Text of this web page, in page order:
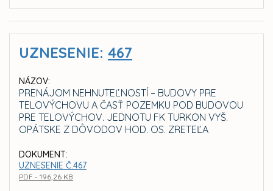
UZNESENIE: 467
NÁZOV:
PRENÁJOM NEHNUTEĽNOSTÍ – BUDOVY PRE
TELOVÝCHOVU A ČASŤ POZEMKU POD BUDOVOU
PRE TELOVÝCHOV. JEDNOTU FK TURKON VYŠ.
OPÁTSKE Z DÔVODOV HOD. OS. ZRETEĽA
DOKUMENT:
UZNESENIE Č.467
PDF - 196,26 KB